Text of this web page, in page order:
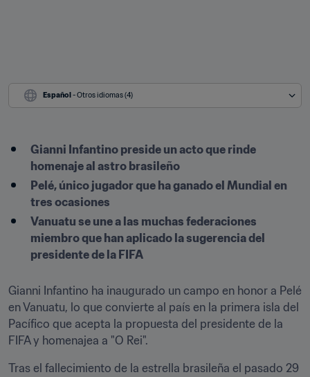
Español - Otros idiomas (4)
Gianni Infantino preside un acto que rinde
homenaje al astro brasileño
Pelé, único jugador que ha ganado el Mundial en
tres ocasiones
Vanuatu se une a las muchas federaciones
miembro que han aplicado la sugerencia del
presidente de la FIFA
Gianni Infantino ha inaugurado un campo en honor a Pelé
en Vanuatu, lo que convierte al país en la primera isla del
Pacífico que acepta la propuesta del presidente de la
FIFA y homenajea a "O Rei".
Tras el fallecimiento de la estrella brasileña el pasado 29